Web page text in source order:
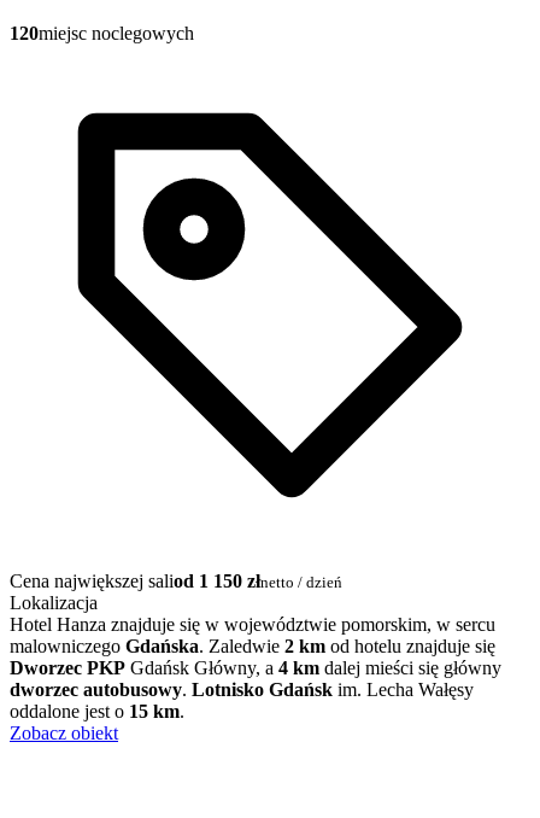
120miejsc noclegowych
Cena największej saliod 1 150 złnetto / dzień
Lokalizacja
Hotel Hanza znajduje się w województwie pomorskim, w sercu
malowniczego Gdańska. Zaledwie 2 km od hotelu znajduje się
Dworzec PKP Gdańsk Główny, a 4 km dalej mieści się główny
dworzec autobusowy. Lotnisko Gdańsk im. Lecha Wałęsy
oddalone jest o 15 km.
Zobacz obiekt